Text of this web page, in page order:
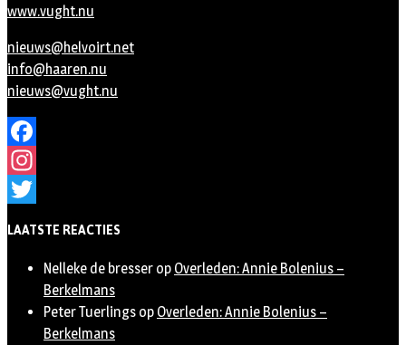
www.vught.nu
nieuws@helvoirt.net
info@haaren.nu
nieuws@vught.nu
Facebook
Instagram
LAATSTE REACTIES
Nelleke de bresser op Overleden: Annie Bolenius –
Berkelmans
Peter Tuerlings op Overleden: Annie Bolenius –
Berkelmans